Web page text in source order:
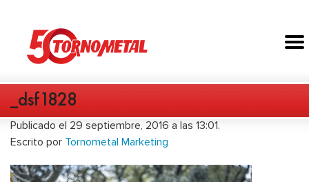
_dsf1828
Publicado el 29 septiembre, 2016 a las 13:01.
Escrito por Tornometal Marketing